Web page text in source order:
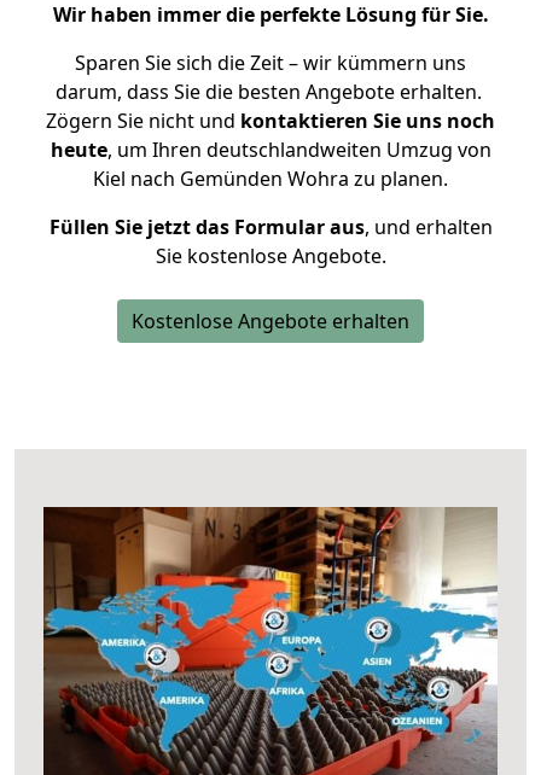
Wir haben immer die perfekte Lösung für Sie.
Sparen Sie sich die Zeit – wir kümmern uns
darum, dass Sie die besten Angebote erhalten.
Zögern Sie nicht und kontaktieren Sie uns noch
heute, um Ihren deutschlandweiten Umzug von
Kiel nach Gemünden Wohra zu planen.
Füllen Sie jetzt das Formular aus, und erhalten
Sie kostenlose Angebote.
Kostenlose Angebote erhalten